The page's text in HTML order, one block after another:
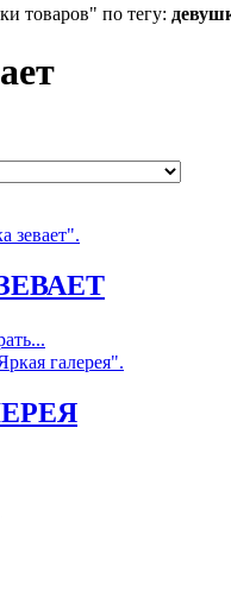
товаров" по тегу: